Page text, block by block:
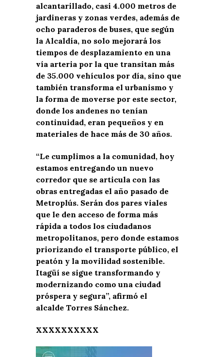
alcantarillado, casi 4.000 metros de
jardineras y zonas verdes, además de
ocho paraderos de buses, que según
la Alcaldía, no solo mejorará los
tiempos de desplazamiento en una
vía arteria por la que transitan más
de 35.000 vehículos por día, sino que
también transforma el urbanismo y
la forma de moverse por este sector,
donde los andenes no tenían
continuidad, eran pequeños y en
materiales de hace más de 30 años.
“Le cumplimos a la comunidad, hoy
estamos entregando un nuevo
corredor que se articula con las
obras entregadas el año pasado de
Metroplús. Serán dos pares viales
que le den acceso de forma más
rápida a todos los ciudadanos
metropolitanos, pero donde estamos
priorizando el transporte público, el
peatón y la movilidad sostenible.
Itagüí se sigue transformando y
modernizando como una ciudad
próspera y segura”, afirmó el
alcalde Torres Sánchez.
XXXXXXXXXX